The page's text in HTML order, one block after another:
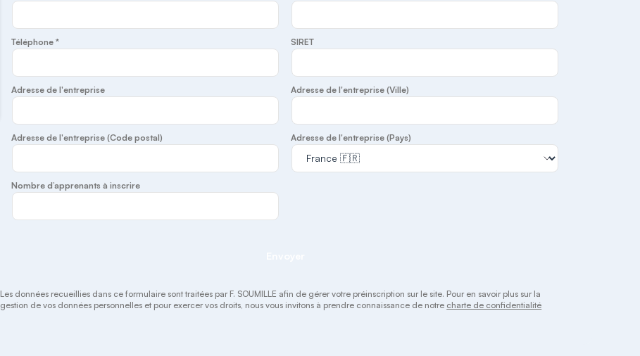
Téléphone * SIRET
Adresse de l'entreprise Adresse de l'entreprise (Ville)
Adresse de l'entreprise (Code postal) Adresse de l'entreprise (Pays)
Nombre d’apprenants à inscrire
Les données recueillies dans ce formulaire sont traitées par F. SOUMILLE afin de gérer votre préinscription sur le site. Pour en savoir plus sur la
gestion de vos données personnelles et pour exercer vos droits, nous vous invitons à prendre connaissance de notre charte de confidentialité